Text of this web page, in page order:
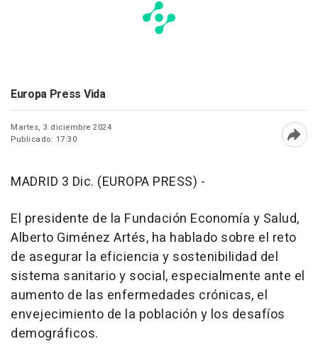
Europa Press Vida
Martes, 3 diciembre 2024
Publicado: 17:30
MADRID 3 Dic. (EUROPA PRESS) -
El presidente de la Fundación Economía y Salud,
Alberto Giménez Artés, ha hablado sobre el reto
de asegurar la eficiencia y sostenibilidad del
sistema sanitario y social, especialmente ante el
aumento de las enfermedades crónicas, el
envejecimiento de la población y los desafíos
demográficos.